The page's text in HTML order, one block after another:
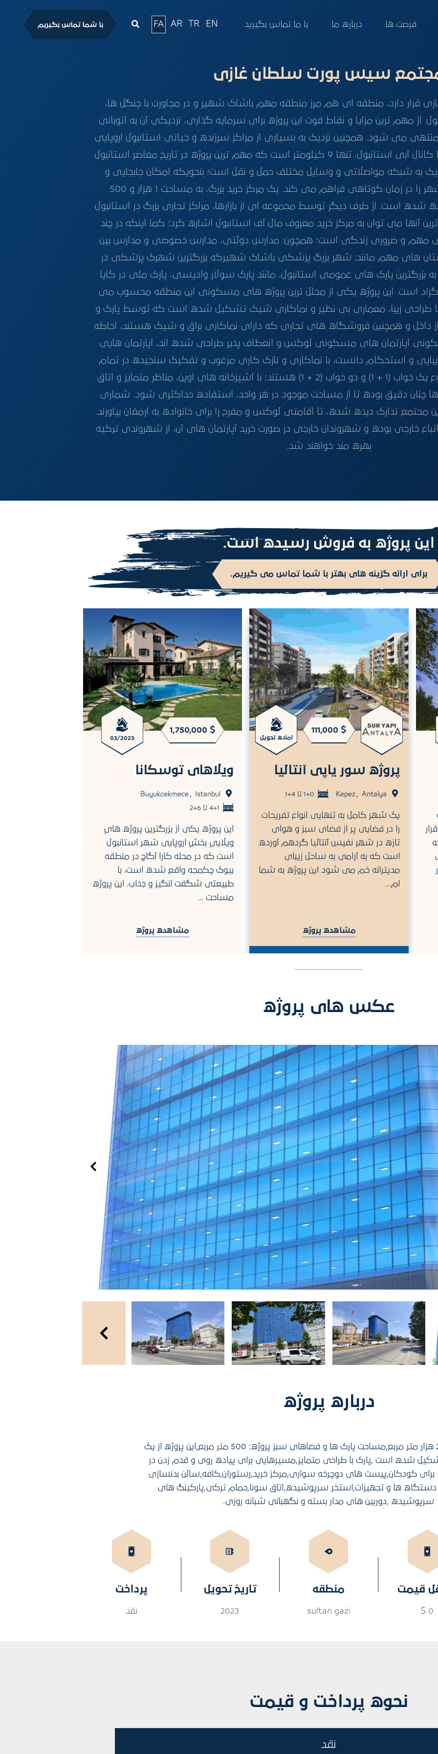
فرصت ها درباره ما با ما تماس بگیرید EN
TR
AR
FA با شما تماس بگیریم
سيس پورت سلطان غازی
قرار دارد، منطقه ای هم مرز منطقه مهم باشاک شهیر و در مجاورت با جنگل ها،
از مهم ترین مزایا و نقاط قوت این پروژه برای سرمایه گذاری، نزدیکی آن به اتوبانی
می شود. همچنین نزدیک به بسیاری از مراکز سرزنده و حیاتی استانبول اروپایی
است. علاوه بر آن فاصله پروژه تا کانال آبی استانبول، تنها 9 کیلومتر است که مهم ترین پروژه در تاریخ معاصر استانبول
به شبکه مواصلاتی و وسایل مختلف حمل و نقل است؛ بنحویکه امکان جابجایی و
دسترسی به سایر مناطق شهر را در زمان کوتاهی فراهم می کند. یک مرکز خرید بزرگ، به مساحت 1 هزار و 500
شده است. از طرف دیگر توسط مجموعه ای از بازارها، مراکز تجاری بزرگ در استانبول
آنها می توان به مرکز خرید معروف مال آف استانبول اشاره کرد؛ کما اینکه در چند
مهم و ضروری زندگی است؛ همچون: مدارس دولتی، مدارس خصوصی و مدارس بین‌
های مهم مانند: شهر بزرگ پزشکی باشاک شهیرکه بزرگترین شهرک پزشکی در
بزرگترین پارک های عمومی استانبول، مانند پارک سولار وادیسی، پارک ملی در کایا
است. این پروژه یکی از مجلل ترین پروژه های مسکونی این منطقه محسوب می
طراحی زیبا، معماری بی نظیر و نماکاری شیک تشکیل شده است که توسط پارک و
داخل و همچنین فروشگاه های تجاری که دارای نماکاری براق و شیک هستند، احاطه
آپارتمان های مسکونی لوکس و انعطاف پذیر طراحی شده اند، آپارتمان هایی
زیبایی و استحکام دانست، با نماکاری و نازک کاری مرغوب و تفکیک سنجیده در تمام
واحدها. آپارتمان های پروژه از نوع یک خواب (1 + 1) و دو خواب (2 + 1) هستند؛ با آشپزخانه های اوپن، مناظر متمایز و اتاق
چنان دقیق بوده تا از مساحت موجود در هر واحد، استفاده حداکثری شود. شماری
مجتمع تدارک دیده شده، تا اقامتی لوکس و مفرح را برای خانواده به ارمغان بیاورند.
اتباع خارجی بوده و شهروندان خارجی در صورت خرید آپارتمان های آن، از شهروندی ترکیه
بهره مند خواهند شد.
این پروژه به فروش رسیده است.
برای ارائه گزینه های بهتر با شما تماس می گیریم.
که
آماده تحویل
111,000 $
پروژه سور یاپی آنتالیا
Kepez , Antalya 1+0 تا 4+1
یک شهر کامل به تنهایی انواع تفریحات
را در فضایی پر از فضای سبز و هوای
تازه در شهر نفیس آنتالیا گردهم آورده
است که به آرامی به ساحل زیبای
مدیترانه خم می شود این پروژه به شما
ام...
مشاهده پروژه
03/2023
1,750,000 $
ویلاهای توسكانا
Buyukcekmece , Istanbul
4+1 تا 6+2
این پروژه یکی از بزرگترین پروژه هایِ
ویلاییِ بخشِ اروپایی شهر استانبول
است که در محله کارا آگاچ در منطقه
بیوک چکمجه واقع شده است، با
طبیعتی شگفت انگیز و جذاب. این پروژه
مساحت ...
مشاهده پروژه
عکس های پروژه
درباره پروژه
مساحت زمین پروژه: 2 هزار متر مربع,مساحت پارک ها و فضاهای سبز پروژه: 500 متر مربع,این پروژه از یک
طبقه تشکیل شده است ,پارک با طراحی متمایز,مسیرهایی برای پیاده روی و قدم زدن در
برای کودکان,پیست های دوچرخه سواری,مرکز خرید,رستوران,کافه,سالن بدنسازی
دستگاه ها و تجهیزات,استخر سرپوشیده,اتاق سونا,حمام ترکی,پارکینگ های
سرپوشیده ,دوربین های مدار بسته و نگهبانی شبانه روزی.
قیمت
0 $
منطقه
sultan gazi
تاریخ تحویل
2023
پرداخت
نقد
نحوه پرداخت و قیمت
نقد